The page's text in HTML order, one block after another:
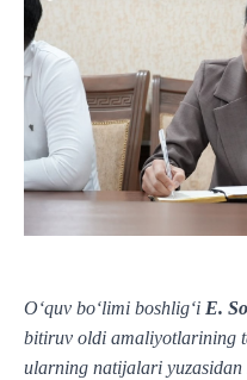
Oʻquv boʻlimi boshligʻi E.
bitiruv oldi amaliyotlarining
ularning natijalari yuzasidan